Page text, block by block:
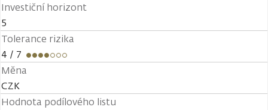
Investiční horizont
5
Tolerance rizika
4 / 7
Měna
CZK
Hodnota podílového listu